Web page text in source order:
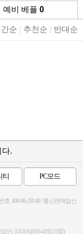
예비 베플 0
순 추천순 반대순
다.
티 PC모드
호: 409-86-29149 / 통신판매업신
인: 강대의(010-4192-5182)